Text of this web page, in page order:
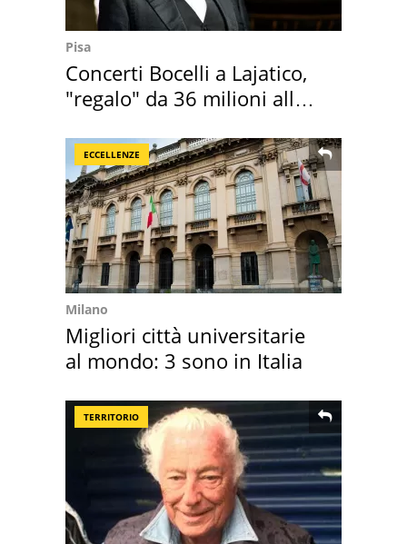
Pisa
Concerti Bocelli a Lajatico,
"regalo" da 36 milioni alla
ECCELLENZE
Milano
Migliori città universitarie
al mondo: 3 sono in Italia
TERRITORIO